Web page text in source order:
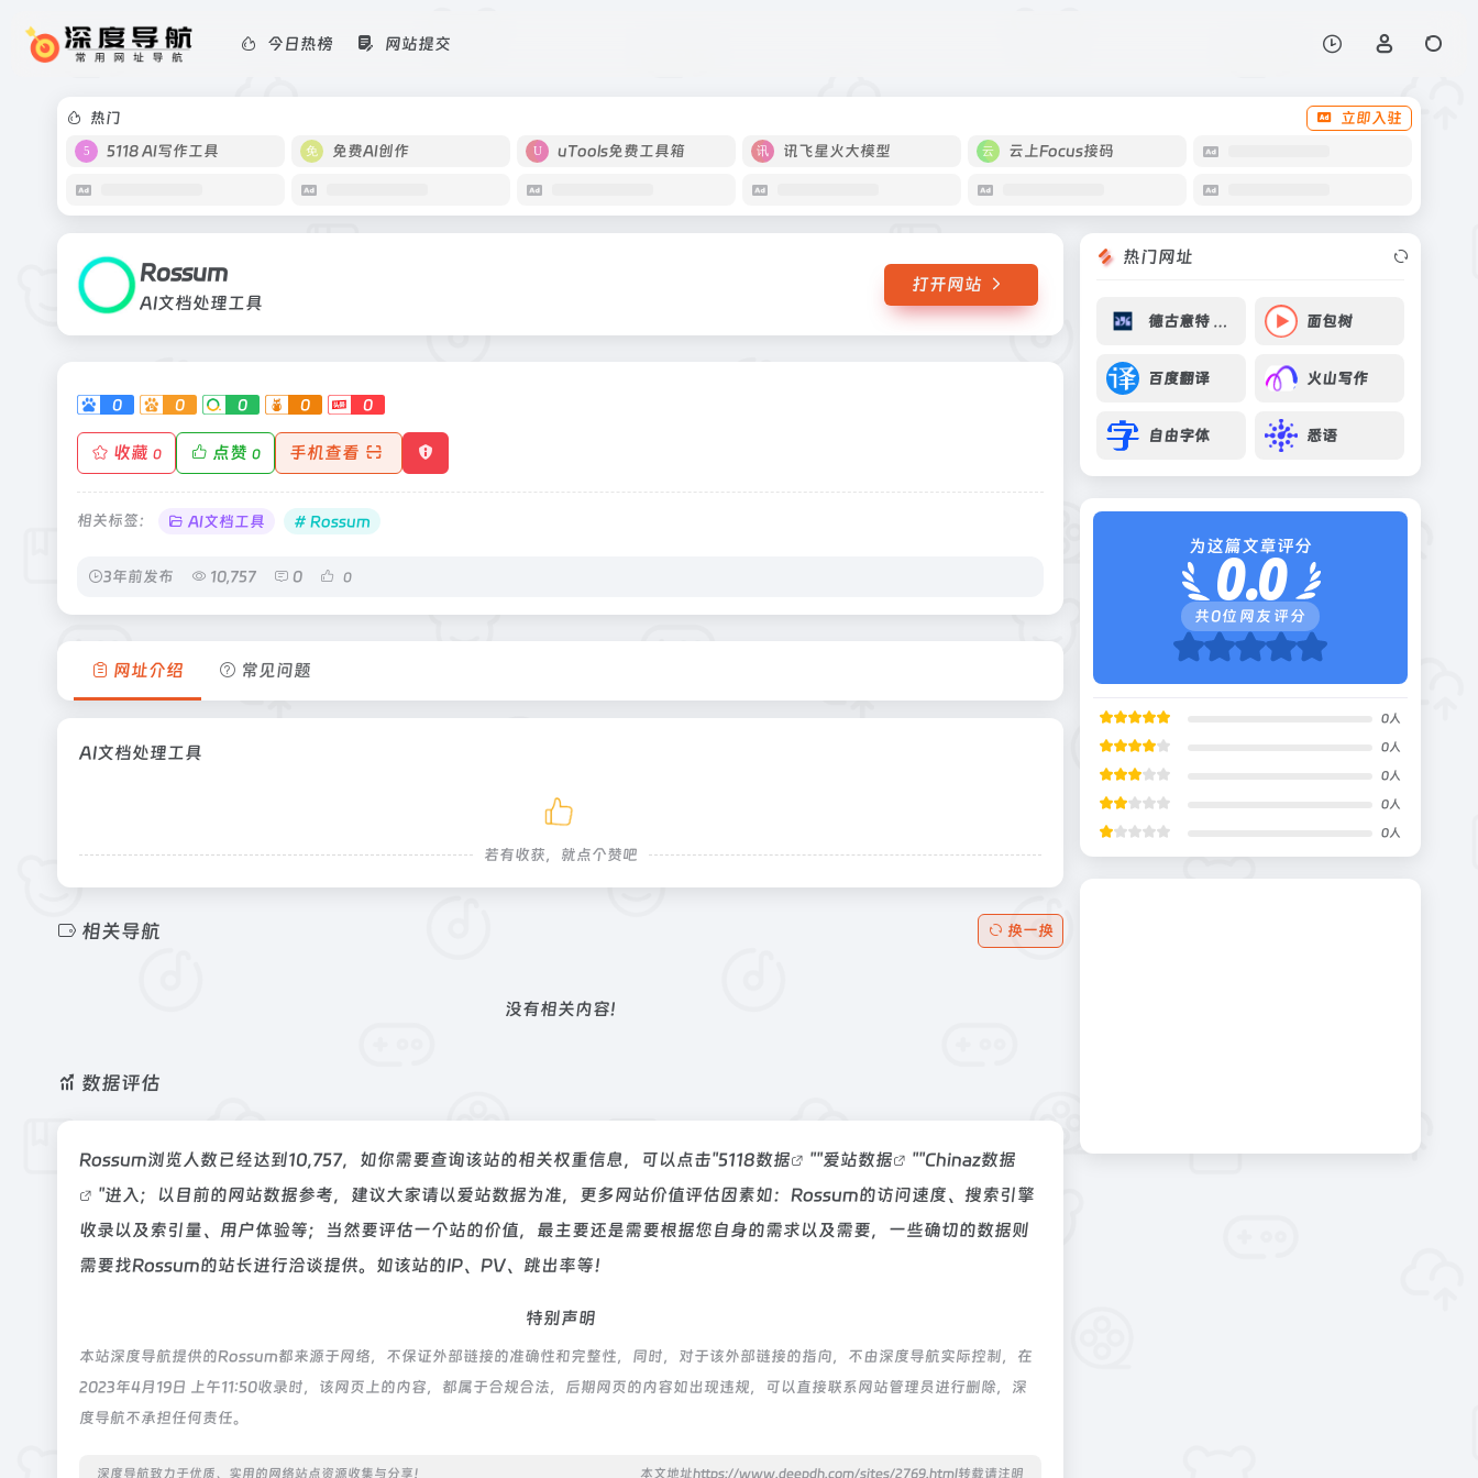
今日热榜 网站提交
热门
立即入驻
5118 AI写作工具
免费AI创作 uTools免费工具箱 讯飞星火大模型 云上Focus接码
Rossum
AI文档处理工具
打开网站
0 0 0 0 0
收藏 0 点赞 0 手机查看
相关标签： AI文档工具 # Rossum
3年前发布 10,757 0 0
网址介绍 常见问题
AI文档处理工具
若有收获，就点个赞吧
相关导航 换一换
没有相关内容!
数据评估
Rossum浏览人数已经达到10,757，如你需要查询该站的相关权重信息，可以点击"5118数据 ""爱站数据 ""Chinaz数据
"进入；以目前的网站数据参考，建议大家请以爱站数据为准，更多网站价值评估因素如：Rossum的访问速度、搜索引擎
收录以及索引量、用户体验等；当然要评估一个站的价值，最主要还是需要根据您自身的需求以及需要，一些确切的数据则
需要找Rossum的站长进行洽谈提供。如该站的IP、PV、跳出率等！
特别声明
本站深度导航提供的Rossum都来源于网络，不保证外部链接的准确性和完整性，同时，对于该外部链接的指向，不由深度导航实际控制，在
2023年4月19日 上午11:50收录时，该网页上的内容，都属于合规合法，后期网页的内容如出现违规，可以直接联系网站管理员进行删除，深
度导航不承担任何责任。
深度导航致力于优质、实用的网络站点资源收集与分享！ 本文地址https://www.deepdh.com/sites/2769.html转载请注明
热门网址
德古意特 De Gruyter 面包树
百度翻译 火山写作
自由字体 悉语
为这篇文章评分
0.0
共0位网友评分
0人
0人
0人
0人
0人